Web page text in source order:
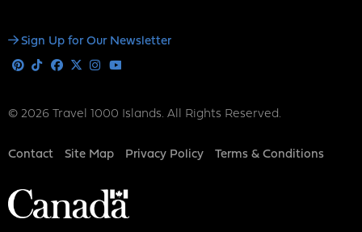
Social
Sign Up for Our Newsletter
Pinterest
TiktokFacebook
X Instagram
© 2026 Travel 1000 Islands. All Rights Reserved.
Footer
Contact Site Map Privacy Policy Terms & Conditions